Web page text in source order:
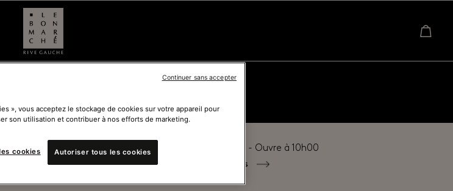
Fermé actuellement - Ouvre à 10h00
Voir tous les horaires
», vous acceptez le stockage de cookies sur votre appareil pour
son utilisation et contribuer à nos efforts de marketing.
cookies Autoriser tous les cookies
Continuer sans accepter